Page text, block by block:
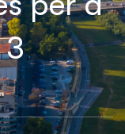
3